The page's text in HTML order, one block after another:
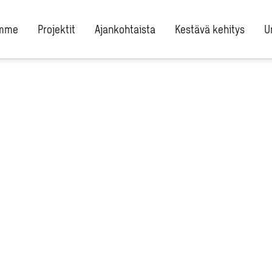
Projektit Ajankohtaista Kestävä kehitys